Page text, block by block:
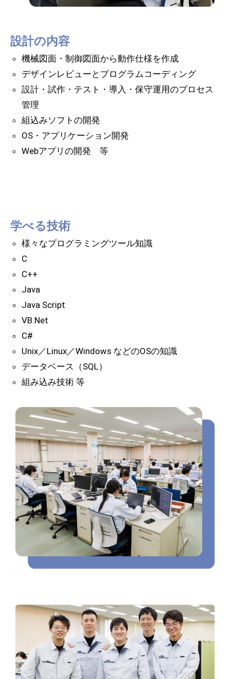
設計の内容
機械図面・制御図面から動作仕様を作成
デザインレビューとプログラムコーディング
設計・試作・テスト・導入・保守運用のプロセス
管理
組込みソフトの開発
OS・アプリケーション開発
Webアプリの開発 等
学べる技術
様々なプログラミングツール知識
C
C++
Java
Java Script
VB.Net
C#
Unix／Linux／Windows などのOSの知識
データベース（SQL）
組み込み技術 等